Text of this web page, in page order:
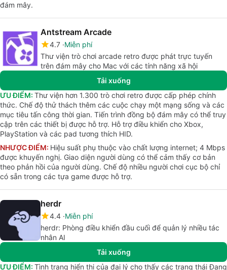
đám mây.
Antstream Arcade
4.7 Miễn phí
Thư viện trò chơi arcade retro được phát trực tuyến
trên đám mây cho Mac với các tính năng xã hội
Tải xuống
ƯU ĐIỂM: Thư viện hơn 1.300 trò chơi retro được cấp phép chính
thức. Chế độ thử thách thêm các cuộc chạy một mạng sống và các
mục tiêu tấn công thời gian. Tiến trình đồng bộ đám mây có thể truy
cập trên các thiết bị được hỗ trợ. Hỗ trợ điều khiển cho Xbox,
PlayStation và các pad tương thích HID.
NHƯỢC ĐIỂM: Hiệu suất phụ thuộc vào chất lượng internet; 4 Mbps
được khuyến nghị. Giao diện người dùng có thể cảm thấy cơ bản
theo phản hồi của người dùng. Chế độ nhiều người chơi cục bộ chỉ
có sẵn trong các tựa game được hỗ trợ.
herdr
4.4 Miễn phí
herdr: Phòng điều khiển đầu cuối để quản lý nhiều tác
nhân AI
Tải xuống
ƯU ĐIỂM: Tình trạng hiển thị của đại lý cho thấy các trạng thái Đang